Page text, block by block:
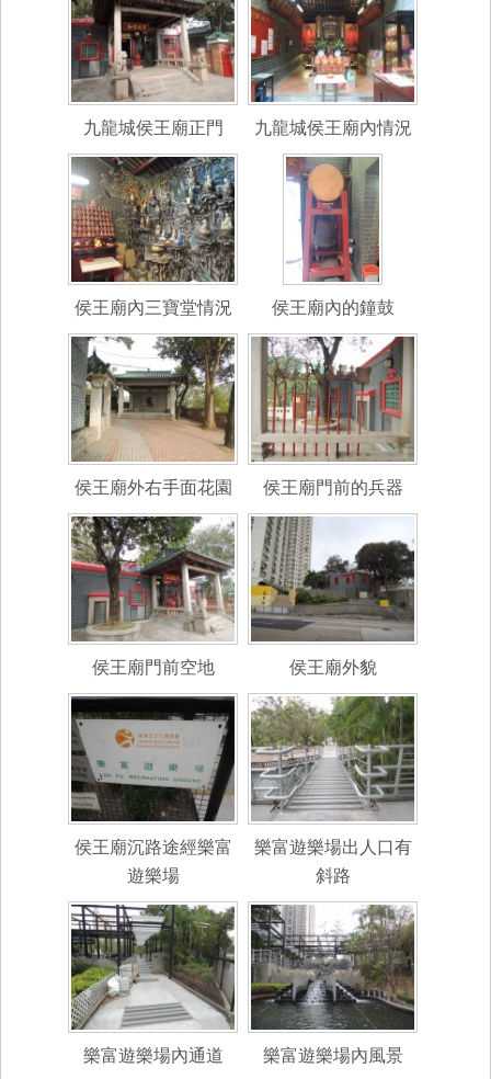
九龍城侯王廟正門 九龍城侯王廟內情況
侯王廟內三寶堂情況 侯王廟內的鐘鼓
侯王廟外右手面花園 侯王廟門前的兵器
侯王廟門前空地 侯王廟外貌
侯王廟沉路途經樂富
遊樂場
樂富遊樂場出人口有
斜路
樂富遊樂場內通道 樂富遊樂場內風景